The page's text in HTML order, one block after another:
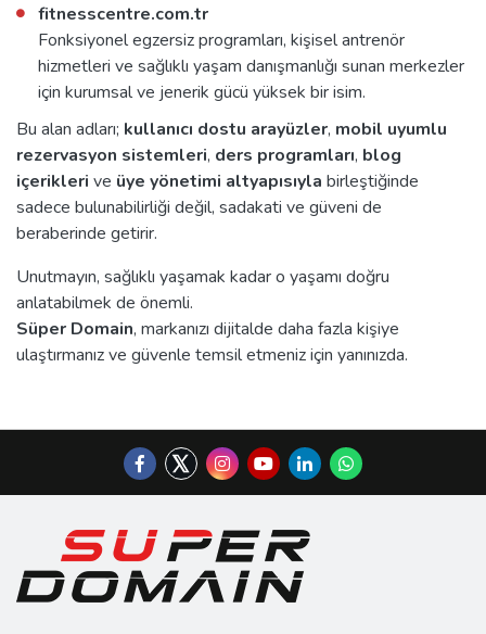
fitnesscentre.com.tr
Fonksiyonel egzersiz programları, kişisel antrenör
hizmetleri ve sağlıklı yaşam danışmanlığı sunan merkezler
için kurumsal ve jenerik gücü yüksek bir isim.
Bu alan adları; kullanıcı dostu arayüzler, mobil uyumlu
rezervasyon sistemleri, ders programları, blog
içerikleri ve üye yönetimi altyapısıyla birleştiğinde
sadece bulunabilirliği değil, sadakati ve güveni de
beraberinde getirir.
Unutmayın, sağlıklı yaşamak kadar o yaşamı doğru
anlatabilmek de önemli.
Süper Domain, markanızı dijitalde daha fazla kişiye
ulaştırmanız ve güvenle temsil etmeniz için yanınızda.